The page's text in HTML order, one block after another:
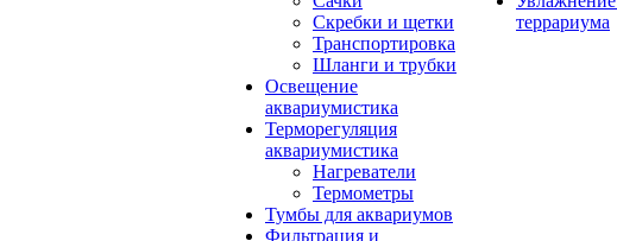
Скребки и щетки
Транспортировка
Шланги и трубки
Освещение
аквариумистика
Терморегуляция
аквариумистика
Нагреватели
Термометры
Тумбы для аквариумов
Фильтрация и
террариума